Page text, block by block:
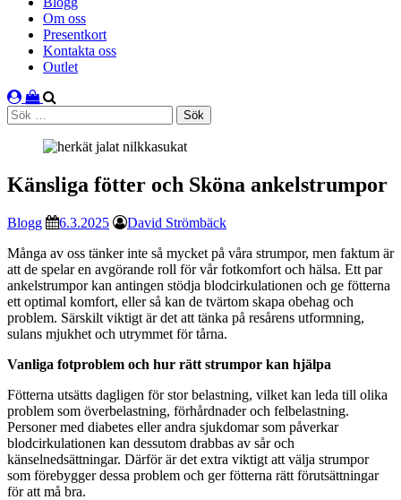
Om oss
Presentkort
Kontakta oss
Outlet
Sök
efter:
Känsliga fötter och Sköna ankelstrumpor
Blogg 6.3.2025
David Strömbäck
Många av oss tänker inte så mycket på våra strumpor, men faktum är
att de spelar en avgörande roll för vår fotkomfort och hälsa. Ett par
ankelstrumpor kan antingen stödja blodcirkulationen och ge fötterna
ett optimal komfort, eller så kan de tvärtom skapa obehag och
problem. Särskilt viktigt är det att tänka på resårens utformning,
sulans mjukhet och utrymmet för tårna.
Vanliga fotproblem och hur rätt strumpor kan hjälpa
Fötterna utsätts dagligen för stor belastning, vilket kan leda till olika
problem som överbelastning, förhårdnader och felbelastning.
Personer med diabetes eller andra sjukdomar som påverkar
blodcirkulationen kan dessutom drabbas av sår och
känselnedsättningar. Därför är det extra viktigt att välja strumpor
som förebygger dessa problem och ger fötterna rätt förutsättningar
för att må bra.